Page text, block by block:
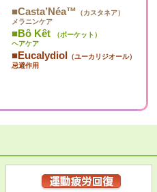
■Casta’Néa™ （カスタネア）
メラニンケア
■Bô Kêt
（ボーケット）
ヘアケア
■Eucalydiol （ユーカリジオール）
忌避作用